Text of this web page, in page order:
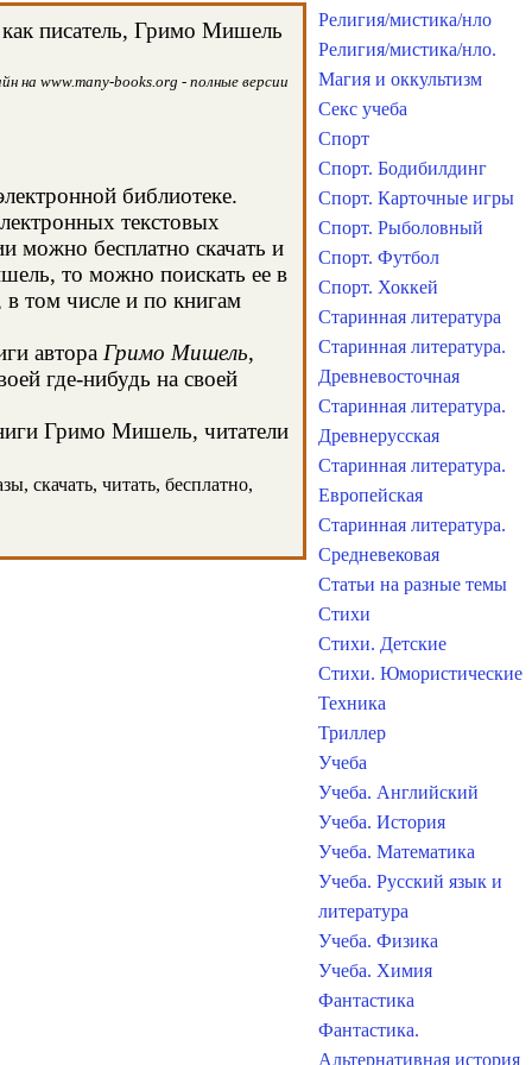
писатель, Гримо Мишель
на www.many-books.org - полные версии
библиотеке.
текстовых
можно бесплатно скачать и
то можно поискать ее в
том числе и по книгам
автора Гримо Мишель,
где-нибудь на своей
Гримо Мишель, читатели
скачать, читать, бесплатно,
Религия/мистика/нло
Религия/мистика/нло.
Магия и оккультизм
Секс учеба
Спорт
Спорт. Бодибилдинг
Спорт. Карточные игры
Спорт. Рыболовный
Спорт. Футбол
Спорт. Хоккей
Старинная литература
Старинная литература.
Древневосточная
Старинная литература.
Древнерусская
Старинная литература.
Европейская
Старинная литература.
Средневековая
Статьи на разные темы
Стихи
Стихи. Детские
Стихи. Юмористические
Техника
Триллер
Учеба
Учеба. Английский
Учеба. История
Учеба. Математика
Учеба. Русский язык и
литература
Учеба. Физика
Учеба. Химия
Фантастика
Фантастика.
Альтернативная история